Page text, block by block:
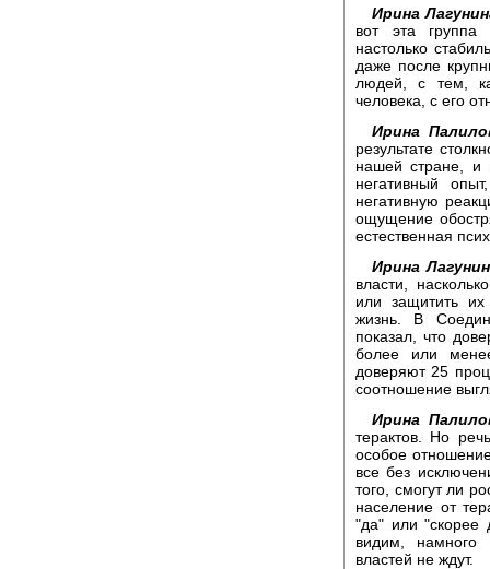
Ирина
вот эта
настолько
даже после
людей, с тем,
человека, с его
Ирина
результате
нашей стране, и
негативный
негативную
ощущение
естественная
Ирина
власти,
или защитить
жизнь. В
показал, что
более или
доверяют 25
соотношение
Ирина
терактов. Но
особое
все без
того, смогут ли
население от
"да" или "скорее
видим, намного
властей не ждут.